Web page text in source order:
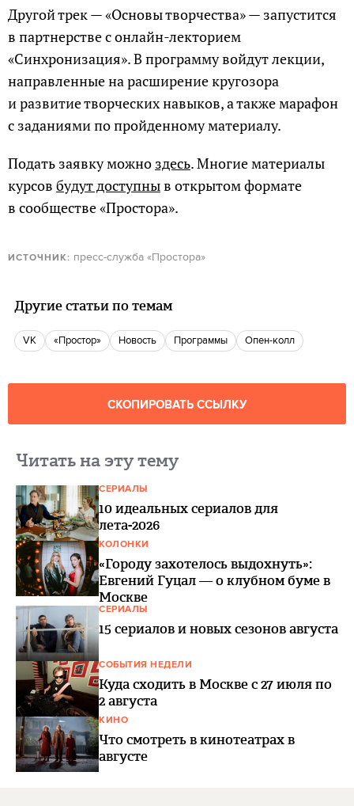
Другой трек — «Основы творчества» — запустится
в партнерстве с онлайн-лекторием
«Синхронизация». В программу войдут лекции,
направленные на расширение кругозора
и развитие творческих навыков, а также марафон
с заданиями по пройденному материалу.
Подать заявку можно здесь. Многие материалы
курсов будут доступныв открытом формате
в сообществе «Простора».
ИСТОЧНИК: пресс-служба «Простора»
Другие статьи по темам
VK «Простор» Новость программы Опен-колл
СКОПИРОВАТЬ ССЫЛКУ
Читать на эту тему
СЕРИАЛЫ
10 идеальных сериалов для
лета-2026
КОЛОНКИ
«Городу захотелось выдохнуть»:
Евгений Гуцал — о клубном буме в
Москве
СЕРИАЛЫ
15 сериалов и новых сезонов августа
СОБЫТИЯ НЕДЕЛИ
Куда сходить в Москве с 27 июля по
2 августа
КИНО
Что смотреть в кинотеатрах в
августе